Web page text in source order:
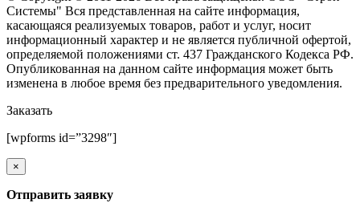
Системы" Вся представленная на сайте информация,
касающаяся реализуемых товаров, работ и услуг, носит
информационный характер и не является публичной офертой,
определяемой положениями ст. 437 Гражданского Кодекса РФ.
Опубликованная на данном сайте информация может быть
изменена в любое время без предварительного уведомления.
Заказать
[wpforms id=”3298″]
×
Отправить заявку